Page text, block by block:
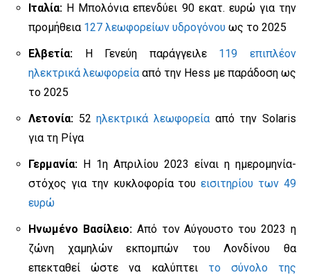
Ιταλία: Η Μπολόνια επενδύει 90 εκατ. ευρώ για την
προμήθεια 127 λεωφορείων υδρογόνου ως το 2025
Ελβετία: Η Γενεύη παράγγειλε 119 επιπλέον
ηλεκτρικά λεωφορεία από την Hess με παράδοση ως
το 2025
Λετονία: 52ηλεκτρικά λεωφορεία από την Solaris
για τη Ρίγα
Γερμανία: Η 1η Απριλίου 2023 είναι η ημερομηνία-
στόχος για την κυκλοφορία τουεισιτηρίου των 49
ευρώ
Ηνωμένο Βασίλειο:Από τον Αύγουστο του 2023 η
ζώνη χαμηλών εκπομπών του Λονδίνου θα
επεκταθεί ώστε να καλύπτειτο σύνολο της